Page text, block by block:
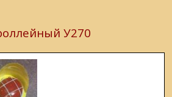
У270